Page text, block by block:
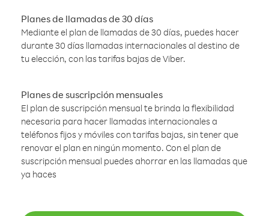
Planes de llamadas de 30 días
Mediante el plan de llamadas de 30 días, puedes hacer
durante 30 días llamadas internacionales al destino de
tu elección, con las tarifas bajas de Viber.
Planes de suscripción mensuales
El plan de suscripción mensual te brinda la flexibilidad
necesaria para hacer llamadas internacionales a
teléfonos fijos y móviles con tarifas bajas, sin tener que
renovar el plan en ningún momento. Con el plan de
suscripción mensual puedes ahorrar en las llamadas que
ya haces